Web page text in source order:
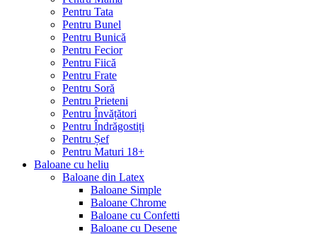
Pentru Tata
Pentru Bunel
Pentru Bunică
Pentru Fecior
Pentru Fiică
Pentru Frate
Pentru Soră
Pentru Prieteni
Pentru Învățători
Pentru Îndrăgostiți
Pentru Șef
Pentru Maturi 18+
Baloane cu heliu
Baloane din Latex
Baloane Simple
Baloane Chrome
Baloane cu Confetti
Baloane cu Desene